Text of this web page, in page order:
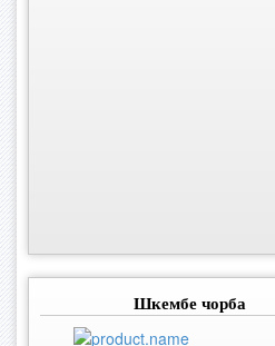
Шкембе чорба